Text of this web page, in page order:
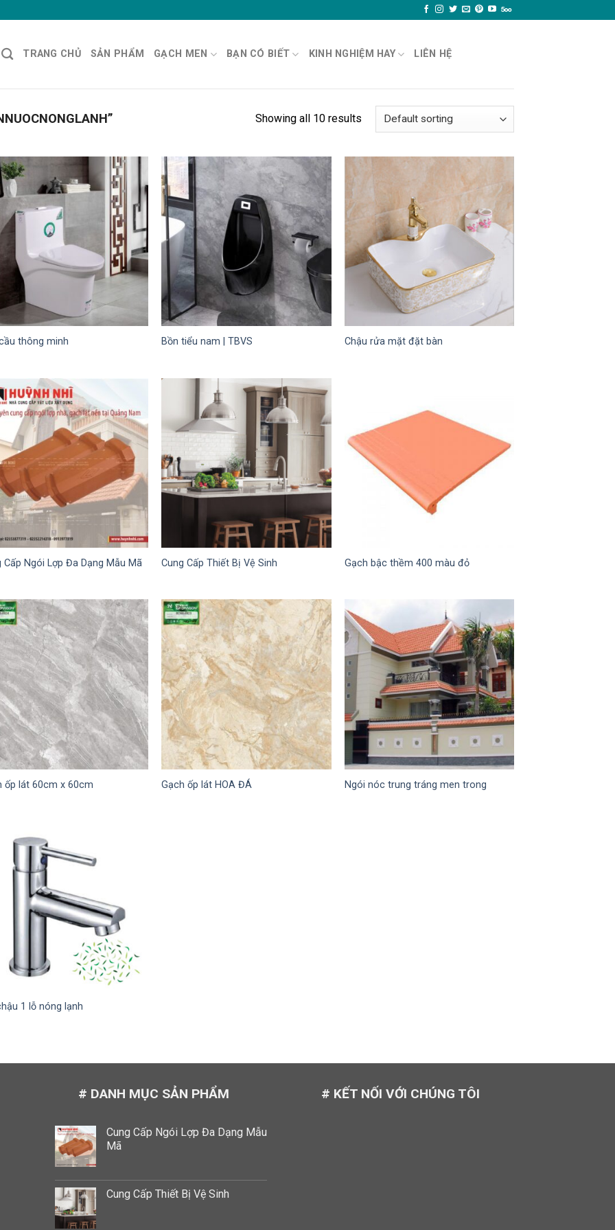
TRANG CHỦ SẢN PHẨM GẠCH MEN BẠN CÓ BIẾT KINH NGHIỆM HAY LIÊN HỆ
Showing all 10 results
thông minh Bồn tiểu nam | TBVS Chậu rửa mặt đặt bàn
Cấp Ngói Lợp Đa Dạng Mẫu Mã Cung Cấp Thiết Bị Vệ Sinh Gạch bậc thềm 400 màu đỏ
ốp lát 60cm x 60cm Gạch ốp lát HOA ĐÁ Ngói nóc trung tráng men trong
1 lỗ nóng lạnh
# DANH MỤC SẢN PHẨM
Cung Cấp Ngói Lợp Đa Dạng Mẫu
Mã
Cung Cấp Thiết Bị Vệ Sinh
# KẾT NỐI VỚI CHÚNG TÔI